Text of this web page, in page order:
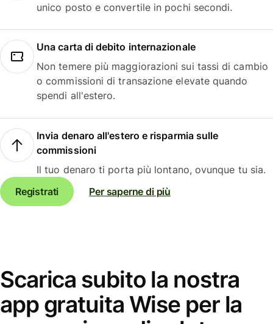
unico posto e convertile in pochi secondi.
Una carta di debito internazionale
Non temere più maggiorazioni sui tassi di cambio
o commissioni di transazione elevate quando
spendi all'estero.
Invia denaro all'estero e risparmia sulle
commissioni
Il tuo denaro ti porta più lontano, ovunque tu sia.
Registrati
Per saperne di più
Scarica subito la nostra
app gratuita Wise per la